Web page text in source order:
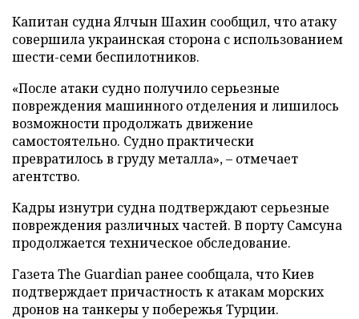
Капитан судна Ялчын Шахин сообщил, что атаку
совершила украинская сторона с использованием
шести-семи беспилотников.
«После атаки судно получило серьезные
повреждения машинного отделения и лишилось
возможности продолжать движение
самостоятельно. Судно практически
превратилось в груду металла», – отмечает
агентство.
Кадры изнутри судна подтверждают серьезные
повреждения различных частей. В порту Самсуна
продолжается техническое обследование.
Газета The Guardian ранее сообщала, что Киев
подтверждает причастность к атакам морских
дронов на танкеры у побережья Турции.